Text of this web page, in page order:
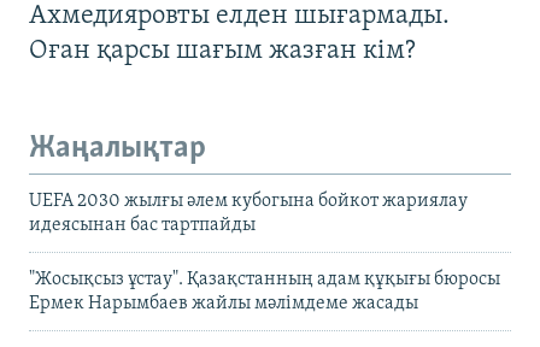
Ахмедияровты елден шығармады.
Оған қарсы шағым жазған кім?
Жаңалықтар
UEFA 2030 жылғы әлем кубогына бойкот жариялау
идеясынан бас тартпайды
"Жосықсыз ұстау". Қазақстанның адам құқығы бюросы
Ермек Нарымбаев жайлы мәлімдеме жасады